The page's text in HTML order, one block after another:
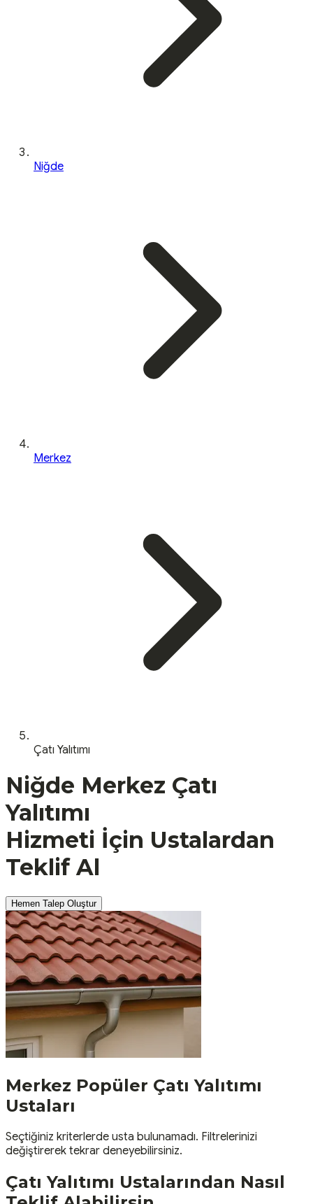
Niğde
Merkez
Çatı Yalıtımı
Niğde Merkez Çatı
Yalıtımı
Hizmeti İçin Ustalardan
Teklif Al
Hemen Talep Oluştur
Merkez Popüler Çatı Yalıtımı
Ustaları
Seçtiğiniz kriterlerde usta bulunamadı. Filtrelerinizi
değiştirerek tekrar deneyebilirsiniz.
Çatı Yalıtımı Ustalarından Nasıl